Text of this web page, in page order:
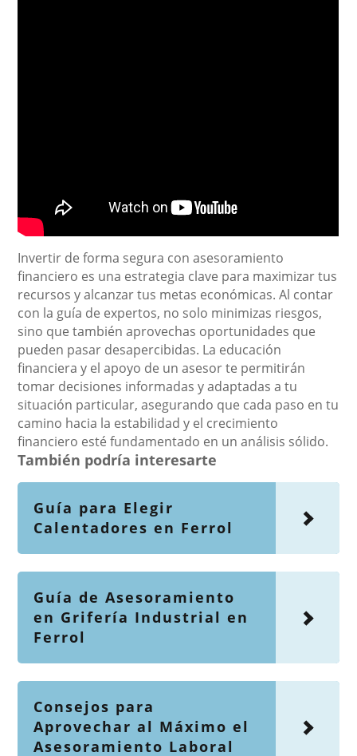
Invertir de forma segura con asesoramiento
financiero es una estrategia clave para maximizar tus
recursos y alcanzar tus metas económicas. Al contar
con la guía de expertos, no solo minimizas riesgos,
sino que también aprovechas oportunidades que
pueden pasar desapercibidas. La educación
financiera y el apoyo de un asesor te permitirán
tomar decisiones informadas y adaptadas a tu
situación particular, asegurando que cada paso en tu
camino hacia la estabilidad y el crecimiento
financiero esté fundamentado en un análisis sólido.
También podría interesarte
Guía para Elegir
Calentadores en Ferrol
Guía de Asesoramiento
en Grifería Industrial en
Ferrol
Consejos para
Aprovechar al Máximo el
Asesoramiento Laboral